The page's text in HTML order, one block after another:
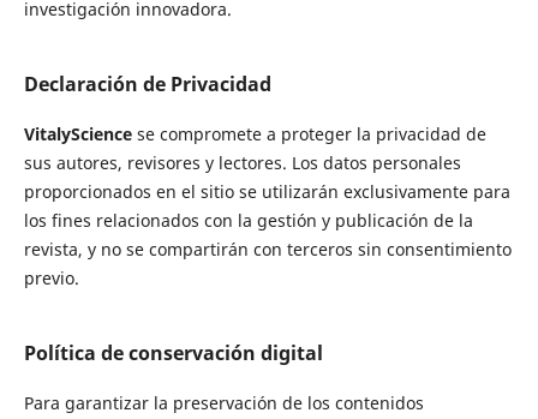
investigación innovadora.
Declaración de Privacidad
VitalySciencese compromete a proteger la privacidad de
sus autores, revisores y lectores. Los datos personales
proporcionados en el sitio se utilizarán exclusivamente para
los fines relacionados con la gestión y publicación de la
revista, y no se compartirán con terceros sin consentimiento
previo.
Política de conservación digital
Para garantizar la preservación de los contenidos